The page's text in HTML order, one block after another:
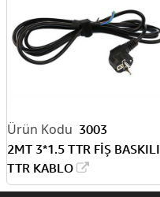
3003
2MT 3*1.5 TTR FİŞ BASKILI
TTR KABLO